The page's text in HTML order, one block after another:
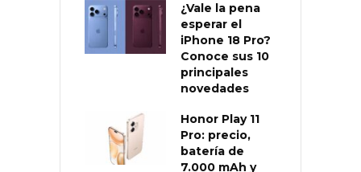
¿Vale la pena
esperar el
iPhone 18 Pro?
Conoce sus 10
principales
novedades
Honor Play 11
Pro: precio,
batería de
7.000 mAh y